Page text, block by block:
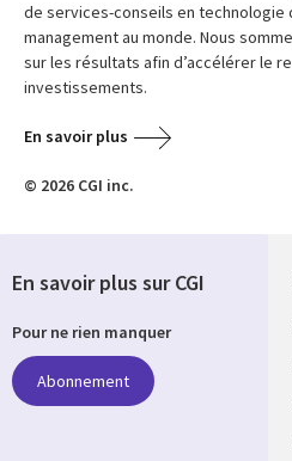
de services-conseils en technologie
management au monde. Nous
sur les résultats afin d’accélérer le
investissements.
En savoir plus
© 2026 CGI inc.
En savoir plus sur CGI
Pour ne rien manquer
Abonnement